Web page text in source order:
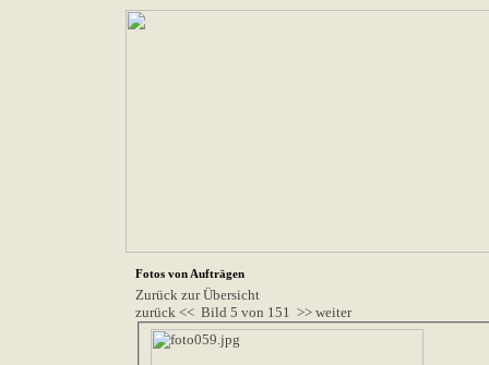
Fotos von Aufträgen
Zurück zur Übersicht
zurück << Bild 5 von 151 >> weiter